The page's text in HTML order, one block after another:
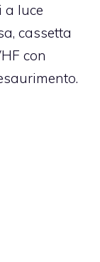
a luce
cassetta
con